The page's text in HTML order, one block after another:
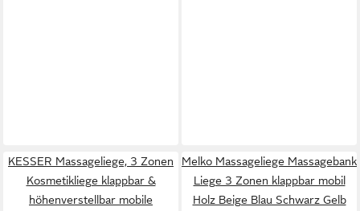
KESSER Massageliege, 3 Zonen
Kosmetikliege klappbar &
höhenverstellbar mobile
Melko Massageliege Massagebank
Liege 3 Zonen klappbar mobil
Holz Beige Blau Schwarz Gelb